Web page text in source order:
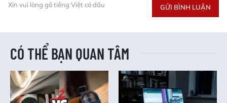
Xin vui lòng gõ tiếng Việt có dấu GỬI BÌNH LUẬN
CÓ THỂ BẠN QUAN TÂM